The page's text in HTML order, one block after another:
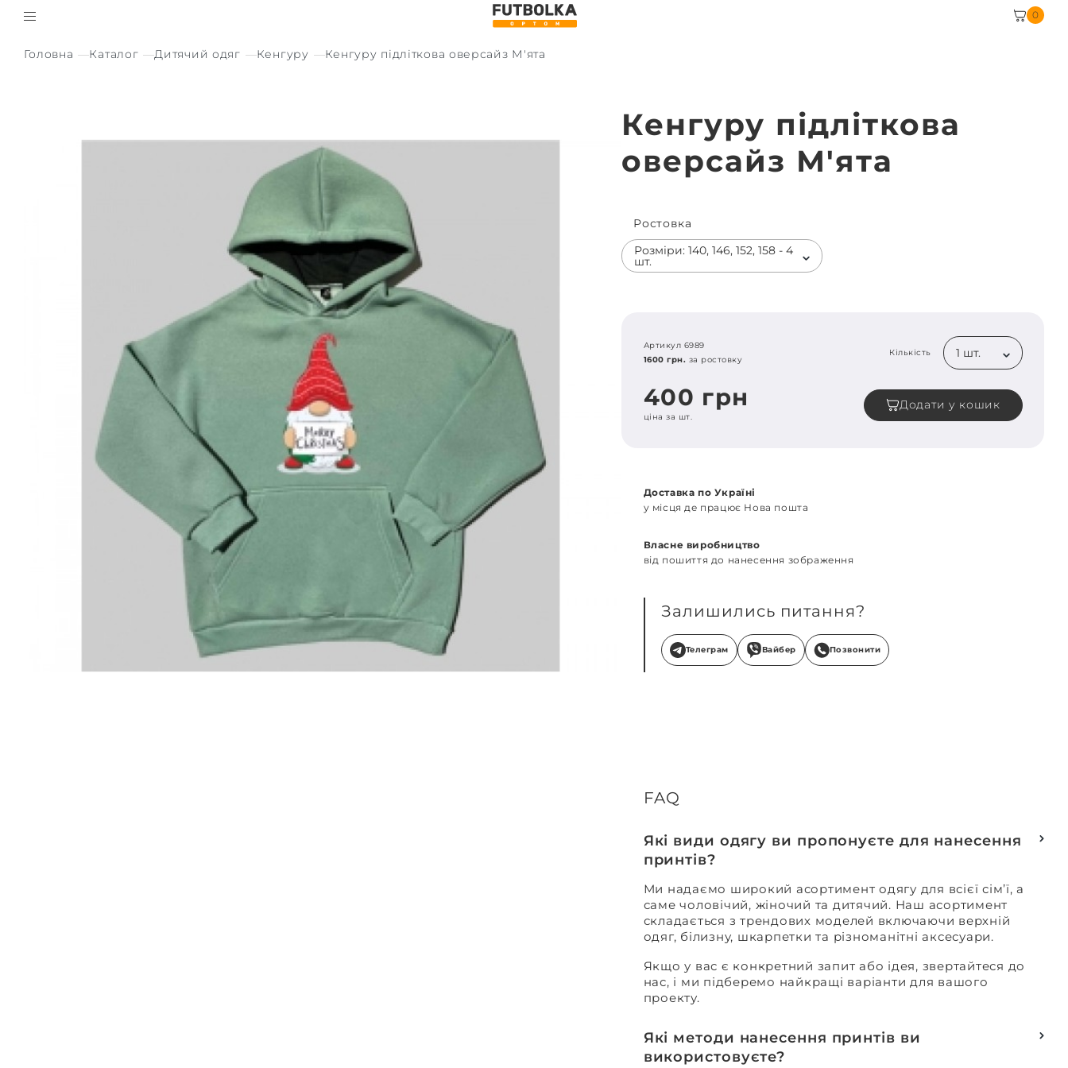
0
Головна Каталог Дитячий одяг Кенгуру Кенгуру підліткова оверсайз М'ята
Кенгуру підліткова
оверсайз М'ята
Ростовка
Розміри: 140, 146, 152, 158 - 4
шт.
Артикул 6989
1600 грн. за ростовку
Кількість 1 шт.
400 грн
ціна за шт.
Додати у кошик
Доставка по Україні
у місця де працює Нова пошта
Власне виробництво
від пошиття до нанесення зображення
Залишились питання?
Телеграм Вайбер Позвонити
FAQ
Які види одягу ви пропонуєте для нанесення
принтів?
Ми надаємо широкий асортимент одягу для всієї сім’ї, а
саме чоловічий, жіночий та дитячий. Наш асортимент
складається з трендових моделей включаючи верхній
одяг, білизну, шкарпетки та різноманітні аксесуари.
Якщо у вас є конкретний запит або ідея, звертайтеся до
нас, і ми підберемо найкращі варіанти для вашого
проекту.
Які методи нанесення принтів ви
використовуєте?